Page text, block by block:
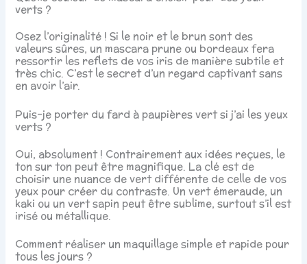
verts ?
Osez l’originalité ! Si le noir et le brun sont des
valeurs sûres, un mascara prune ou bordeaux fera
ressortir les reflets de vos iris de manière subtile et
très chic. C’est le secret d’un regard captivant sans
en avoir l’air.
Puis-je porter du fard à paupières vert si j’ai les yeux
verts ?
Oui, absolument ! Contrairement aux idées reçues, le
ton sur ton peut être magnifique. La clé est de
choisir une nuance de vert différente de celle de vos
yeux pour créer du contraste. Un vert émeraude, un
kaki ou un vert sapin peut être sublime, surtout s’il est
irisé ou métallique.
Comment réaliser un maquillage simple et rapide pour
tous les jours ?